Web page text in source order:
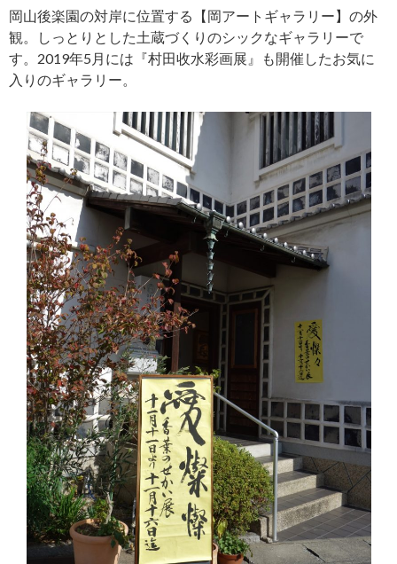
岡山後楽園の対岸に位置する【岡アートギャラリー】の外
観。しっとりとした土蔵づくりのシックなギャラリーで
す。2019年5月には『村田收水彩画展』も開催したお気に
入りのギャラリー。